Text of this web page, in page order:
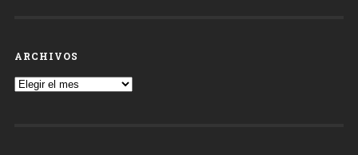
ARCHIVOS
Archivos